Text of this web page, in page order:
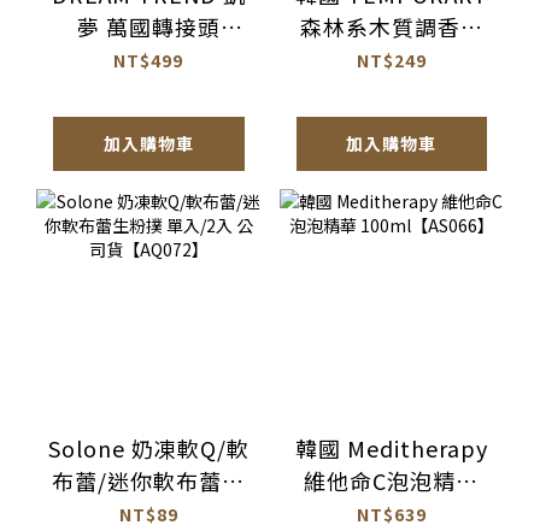
夢 萬國轉接頭
【BH017】
NT$499
加入購物車
森林系木質調香氛
潤髮乳
NT$249
加入購物車
Solone 奶凍軟Q/軟
布蕾/迷你軟布蕾生
粉撲 單入/2入 公司
NT$89
韓國 Meditherapy
維他命C泡泡精華
100ml【AS066】
NT$639